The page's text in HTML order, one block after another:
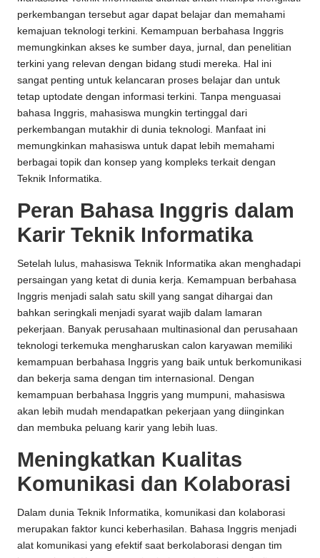
perkembangan tersebut agar dapat belajar dan memahami
kemajuan teknologi terkini. Kemampuan berbahasa Inggris
memungkinkan akses ke sumber daya, jurnal, dan penelitian
terkini yang relevan dengan bidang studi mereka. Hal ini
sangat penting untuk kelancaran proses belajar dan untuk
tetap uptodate dengan informasi terkini. Tanpa menguasai
bahasa Inggris, mahasiswa mungkin tertinggal dari
perkembangan mutakhir di dunia teknologi. Manfaat ini
memungkinkan mahasiswa untuk dapat lebih memahami
berbagai topik dan konsep yang kompleks terkait dengan
Teknik Informatika.
Peran Bahasa Inggris dalam
Karir Teknik Informatika
Setelah lulus, mahasiswa Teknik Informatika akan menghadapi
persaingan yang ketat di dunia kerja. Kemampuan berbahasa
Inggris menjadi salah satu skill yang sangat dihargai dan
bahkan seringkali menjadi syarat wajib dalam lamaran
pekerjaan. Banyak perusahaan multinasional dan perusahaan
teknologi terkemuka mengharuskan calon karyawan memiliki
kemampuan berbahasa Inggris yang baik untuk berkomunikasi
dan bekerja sama dengan tim internasional. Dengan
kemampuan berbahasa Inggris yang mumpuni, mahasiswa
akan lebih mudah mendapatkan pekerjaan yang diinginkan
dan membuka peluang karir yang lebih luas.
Meningkatkan Kualitas
Komunikasi dan Kolaborasi
Dalam dunia Teknik Informatika, komunikasi dan kolaborasi
merupakan faktor kunci keberhasilan. Bahasa Inggris menjadi
alat komunikasi yang efektif saat berkolaborasi dengan tim